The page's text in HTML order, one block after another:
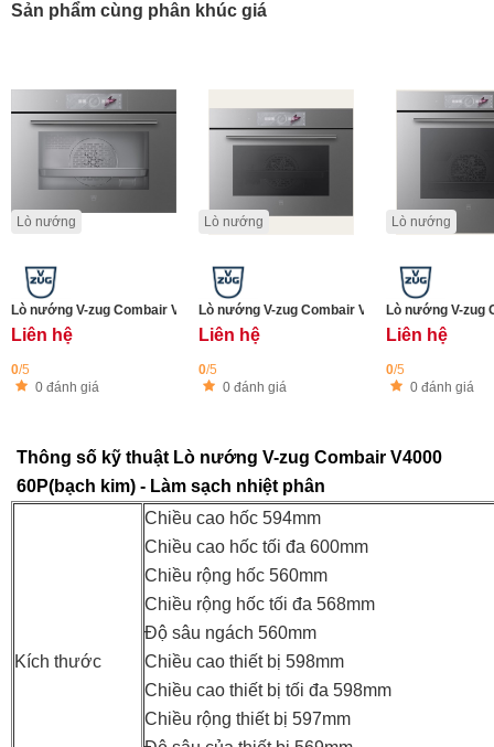
Sản phẩm cùng phân khúc giá
Lò nướng
Lò nướng V-zug Combair V4000 45P Platinum - Làm sạch nhiệt phân
Liên hệ
0/5
0 đánh giá
Lò nướng
Lò nướng V-zug Combair V4000 45 Platinum -
Liên hệ
0/5
0 đánh giá
Lò nướng
Lò nướng V-zug
Liên hệ
0/5
0 đánh giá
Thông số kỹ thuật Lò nướng V-zug Combair V4000
60P(bạch kim) - Làm sạch nhiệt phân
Kích thước
Chiều cao hốc 594mm
Chiều cao hốc tối đa 600mm
Chiều rộng hốc 560mm
Chiều rộng hốc tối đa 568mm
Độ sâu ngách 560mm
Chiều cao thiết bị 598mm
Chiều cao thiết bị tối đa 598mm
Chiều rộng thiết bị 597mm